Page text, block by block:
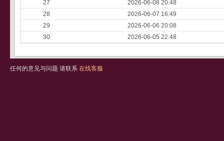
27
2026-06-08 20:48
28
2026-06-07 16:49
29
2026-06-06 20:08
30
2026-06-05 22:48
任何的意见与问题 请联系 在线客服